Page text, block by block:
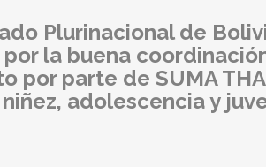
Plurinacional de
por la buena
por parte de SUMA
niñez, adolescencia y